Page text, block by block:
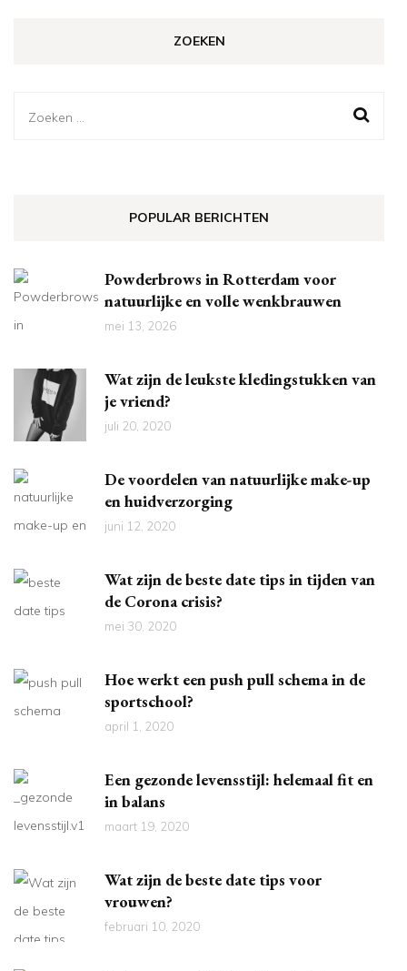
ZOEKEN
Zoeken
POPULAR BERICHTEN
Powderbrows in Rotterdam voor
natuurlijke en volle wenkbrauwen
mei 13, 2026
Wat zijn de leukste kledingstukken van
je vriend?
juli 20, 2020
De voordelen van natuurlijke make-up
en huidverzorging
juni 12, 2020
Wat zijn de beste date tips in tijden van
de Corona crisis?
mei 30, 2020
Hoe werkt een push pull schema in de
sportschool?
april 1, 2020
Een gezonde levensstijl: helemaal fit en
in balans
maart 19, 2020
Wat zijn de beste date tips voor
vrouwen?
februari 10, 2020